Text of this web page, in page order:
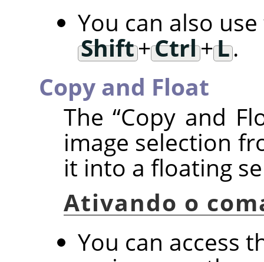
You can also
Shift+Ctrl+L.
Copy and Float
The“Copy and
image selection
it into a floating
Ativando o
You can access